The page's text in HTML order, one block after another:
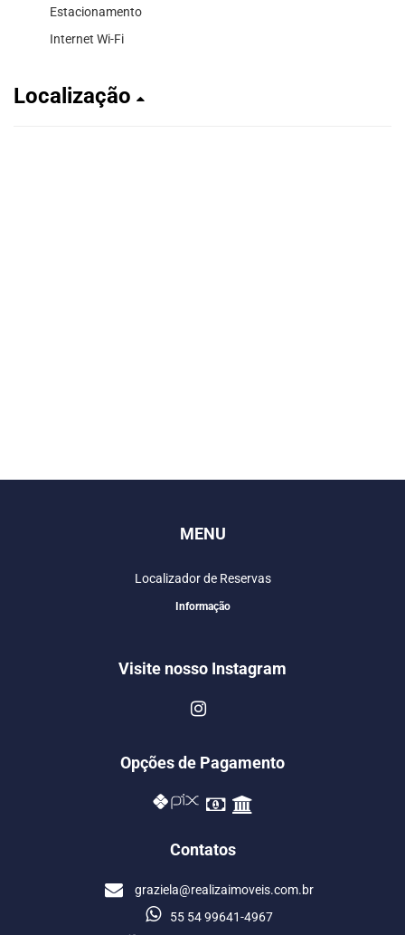
Estacionamento
Internet Wi-Fi
Localização
MENU
Localizador de Reservas
Informação
Visite nosso Instagram
Opções de Pagamento
Contatos
graziela@realizaimoveis.com.br
55 54 99641-4967